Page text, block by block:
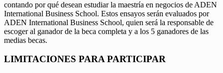
contando por qué desean estudiar la maestría en negocios de ADEN
International Business School. Estos ensayos serán evaluados por
ADEN International Business School, quien será la responsable de
escoger al ganador de la beca completa y a los 5 ganadores de las
medias becas.
LIMITACIONES PARA PARTICIPAR